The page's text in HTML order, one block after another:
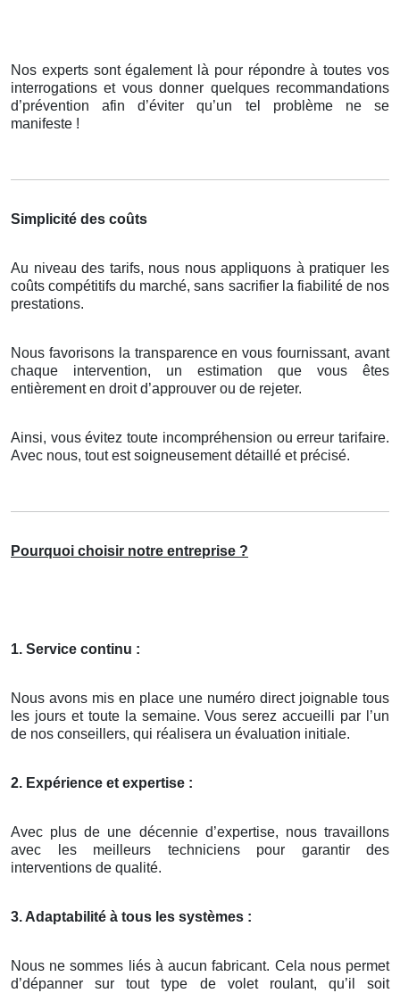
Nos experts sont également là pour répondre à toutes vos
interrogations et vous donner quelques recommandations
d’prévention afin d’éviter qu’un tel problème ne se
manifeste !
Simplicité des coûts
Au niveau des tarifs, nous nous appliquons à pratiquer les
coûts compétitifs du marché, sans sacrifier la fiabilité de nos
prestations.
Nous favorisons la transparence en vous fournissant, avant
chaque intervention, un estimation que vous êtes
entièrement en droit d’approuver ou de rejeter.
Ainsi, vous évitez toute incompréhension ou erreur tarifaire.
Avec nous, tout est soigneusement détaillé et précisé.
Pourquoi choisir notre entreprise ?
1. Service continu :
Nous avons mis en place une numéro direct joignable tous
les jours et toute la semaine. Vous serez accueilli par l’un
de nos conseillers, qui réalisera un évaluation initiale.
2. Expérience et expertise :
Avec plus de une décennie d’expertise, nous travaillons
avec les meilleurs techniciens pour garantir des
interventions de qualité.
3. Adaptabilité à tous les systèmes :
Nous ne sommes liés à aucun fabricant. Cela nous permet
d’dépanner sur tout type de volet roulant, qu’il soit